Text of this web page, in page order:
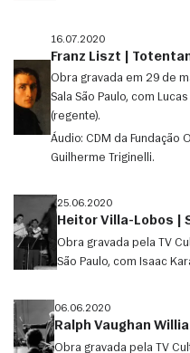
16.07.2020
Franz Liszt |
Obra gravada em 29 de
Sala São Paulo, com
(regente).
Áudio: CDM da Fundação
Guilherme Triginelli.
25.06.2020
Heitor Villa-Lobos |
Obra gravada pela TV
São Paulo, com Isaac
06.06.2020
Ralph Vaughan
Obra gravada pela TV